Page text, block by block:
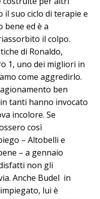
il suo ciclo di terapie e
bene ed è a
il colpo.
di Ronaldo,
1, uno dei migliori in
come aggredirlo.
ben
tanti hanno invocato
incolore. Se
così
– Altobelli e
– a gennaio
non gli
Anche Budel in
lui è